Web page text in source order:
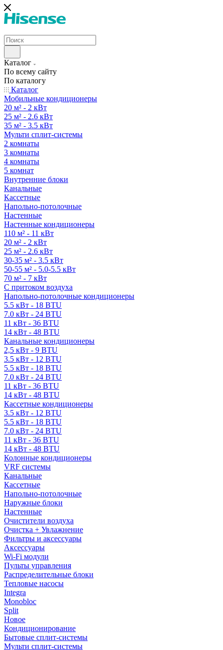
Каталог
По всему сайту
По каталогу
Каталог
Мобильные кондиционеры
20 м² - 2 кВт
25 м² - 2.6 кВт
35 м² - 3.5 кВт
Мульти сплит-системы
2 комнаты
3 комнаты
4 комнаты
5 комнат
Внутренние блоки
Канальные
Кассетные
Напольно-потолочные
Настенные
Настенные кондиционеры
110 м² - 11 кВт
20 м² - 2 кВт
25 м² - 2.6 кВт
30-35 м² - 3.5 кВт
50-55 м² - 5.0-5.5 кВт
70 м² - 7 кВт
С притоком воздуха
Напольно-потолочные кондиционеры
5.5 кВт - 18 BTU
7.0 кВт - 24 BTU
11 кВт - 36 BTU
14 кВт - 48 BTU
Канальные кондиционеры
2,5 кВт - 9 BTU
3.5 кВт - 12 BTU
5.5 кВт - 18 BTU
7.0 кВт - 24 BTU
11 кВт - 36 BTU
14 кВт - 48 BTU
Кассетные кондиционеры
3.5 кВт - 12 BTU
5.5 кВт - 18 BTU
7.0 кВт - 24 BTU
11 кВт - 36 BTU
14 кВт - 48 BTU
Колонные кондиционеры
VRF системы
Канальные
Кассетные
Напольно-потолочные
Наружные блоки
Настенные
Очистители воздуха
Очистка + Увлажнение
Фильтры и аксессуары
Аксессуары
Wi-Fi модули
Пульты управления
Распределительные блоки
Тепловые насосы
Integra
Monobloc
Split
Новое
Кондиционирование
Бытовые сплит-системы
Мульти сплит-системы